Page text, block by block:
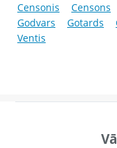
Censonis Censons
Godvars
Gotards
Ventis